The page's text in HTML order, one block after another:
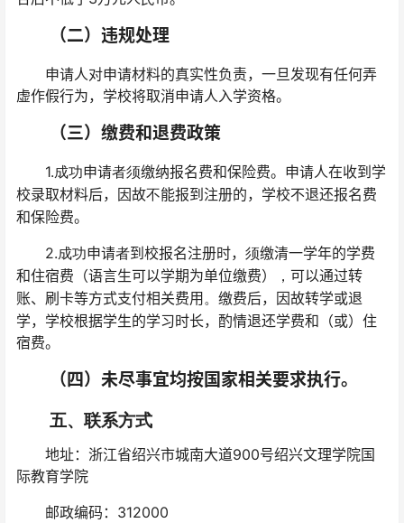
（二）违规处理
申请人对申请材料的真实性负责，一旦发现有任何弄
虚作假行为，学校将取消申请人入学资格。
（三）缴费和退费政策
1.成功申请者须缴纳报名费和保险费。申请人在收到学
校录取材料后，因故不能报到注册的，学校不退还报名费
和保险费。
2.成功申请者到校报名注册时， 须缴清一学年的学费
和住宿费（语言生可以学期为单位缴费）
， 可以通过转
账、刷卡等方式支付相关费用 。 缴费后，因故转学或退
学，学校根据学生的学习时长，酌情退还学费和（或）住
宿费。
（四）未尽事宜均按国家相关要求执行。
五、联系方式
地址：浙江省绍兴市城南大道900号绍兴文理学院国
际教育学院
邮政编码：312000